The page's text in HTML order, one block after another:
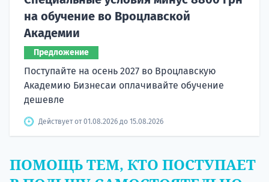
на обучение во Вроцлавской
Академии
Предложение
Поступайте на осень 2027 во Вроцлавскую
Академию Бизнесаи оплачивайте обучение
дешевле
Действует от 01.08.2026 до 15.08.2026
ПОМОЩЬ ТЕМ, КТО ПОСТУПАЕТ